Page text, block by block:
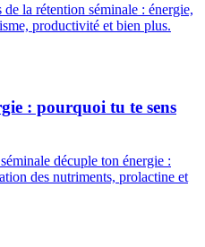
la rétention séminale : énergie,
productivité et bien plus.
: pourquoi tu te sens
décuple ton énergie :
des nutriments, prolactine et